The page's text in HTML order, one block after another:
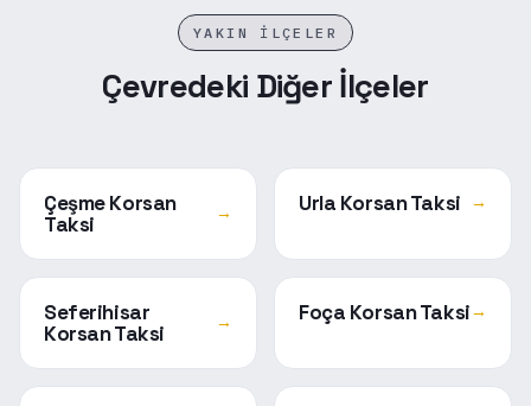
YAKIN İLÇELER
Çevredeki Diğer İlçeler
Çeşme Korsan
Taksi
→ Urla Korsan Taksi →
Seferihisar
Korsan Taksi
→ Foça Korsan Taksi→